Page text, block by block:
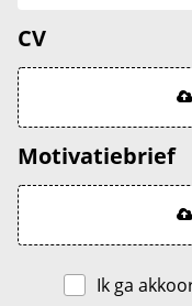
CV
Motivatiebrief
Ik ga